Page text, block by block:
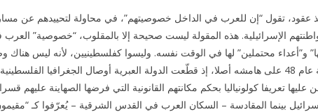
عقود، تقول “إن للعرب في الداخل خصوصيتهم”، في محاولة لتحييدهم عن
الإسرائيلية. هذه المقولة ليست صحيحة إلا بالمقلوب، “خصوصية”
و”أعداء محتملين” لها في الوقت نفسه. وليسوا كفلسطينيين، لأنه ليس
في الأراضي المحتلة عام 48 على هامشه أصلا، إذ قطّعت الدولة العبرية أوصال الجغرافيا
عليها تعريفا كولونياليا بحكم مكانتهم القانونية التي فرضها الصهاينة عليهم
بينما المقادسة – السكان العرب في القدس الشرقية – يُعرّفوا كـ